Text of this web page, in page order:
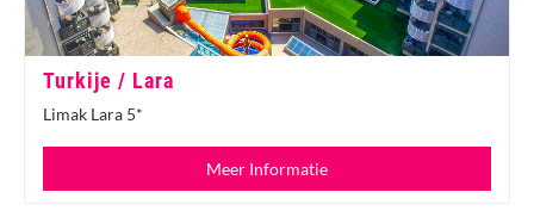
Turkije / Lara
Limak Lara 5*
Meer Informatie